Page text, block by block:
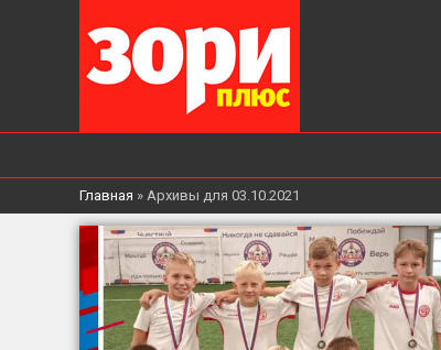
Главная » Архивы для 03.10.2021